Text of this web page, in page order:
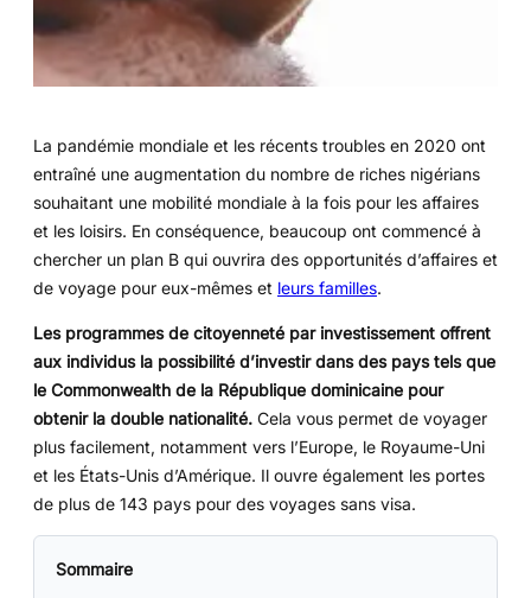
La pandémie mondiale et les récents troubles en 2020 ont
entraîné une augmentation du nombre de riches nigérians
souhaitant une mobilité mondiale à la fois pour les affaires
et les loisirs. En conséquence, beaucoup ont commencé à
chercher un plan B qui ouvrira des opportunités d’affaires et
de voyage pour eux-mêmes et leurs familles.
Les programmes de citoyenneté par investissement offrent
aux individus la possibilité d’investir dans des pays tels que
le Commonwealth de la République dominicaine pour
obtenir la double nationalité. Cela vous permet de voyager
plus facilement, notamment vers l’Europe, le Royaume-Uni
et les États-Unis d’Amérique. Il ouvre également les portes
de plus de 143 pays pour des voyages sans visa.
Sommaire